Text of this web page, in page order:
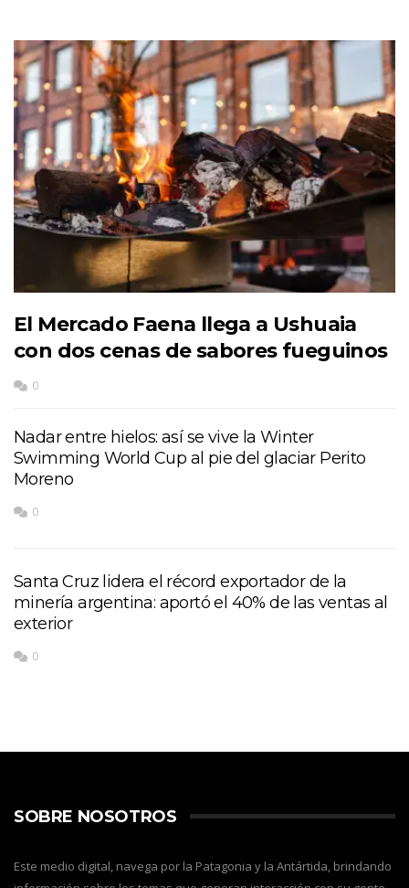
El Mercado Faena llega a Ushuaia
con dos cenas de sabores fueguinos
0
Nadar entre hielos: así se vive la Winter
Swimming World Cup al pie del glaciar Perito
Moreno
0
Santa Cruz lidera el récord exportador de la
minería argentina: aportó el 40% de las ventas al
exterior
0
SOBRE NOSOTROS
Este medio digital, navega por la Patagonia y la Antártida, brindando